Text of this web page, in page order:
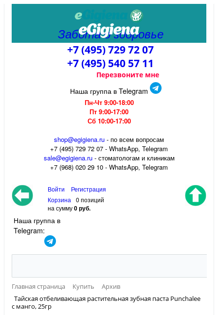
Забота о здоровье
+7 (495) 729 72 07
+7 (495) 540 57 11
Перезвоните мне
Наша группа в Telegram
Пн-Чт 9:00-18:00
Пт 9:00-17:00
Сб 10:00-17:00
shop@egigiena.ru - по всем вопросам
‎+7 (495) 729 72 07 - WhatsApp, Telegram
sale@egigiena.ru- стоматологам и клиникам
+7 (968) 020 29 10 - WhatsApp, Telegram
Войти
Регистрация
Корзина
0 позиций
на сумму0 руб.
Наша группа в
Telegram:
Главная страница Купить
Архив
Тайская отбеливающая растительная зубная паста Punchalee
с манго, 25гр